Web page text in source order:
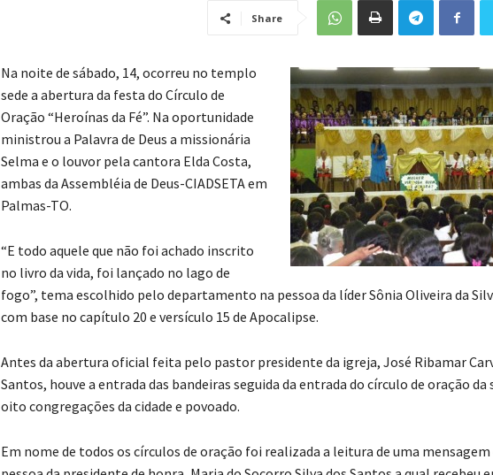
Share
Na noite de sábado, 14, ocorreu no templo
sede a abertura da festa do Círculo de
Oração “Heroínas da Fé”. Na oportunidade
ministrou a Palavra de Deus a missionária
Selma e o louvor pela cantora Elda Costa,
ambas da Assembléia de Deus-CIADSETA em
Palmas-TO.
“E todo aquele que não foi achado inscrito
no livro da vida, foi lançado no lago de
fogo”, tema escolhido pelo departamento na pessoa da líder Sônia Oliveira da
com base no capítulo 20 e versículo 15 de Apocalipse.
Antes da abertura oficial feita pelo pastor presidente da igreja, José Ribamar
Santos, houve a entrada das bandeiras seguida da entrada do círculo de oração da
oito congregações da cidade e povoado.
Em nome de todos os círculos de oração foi realizada a leitura de uma mensagem